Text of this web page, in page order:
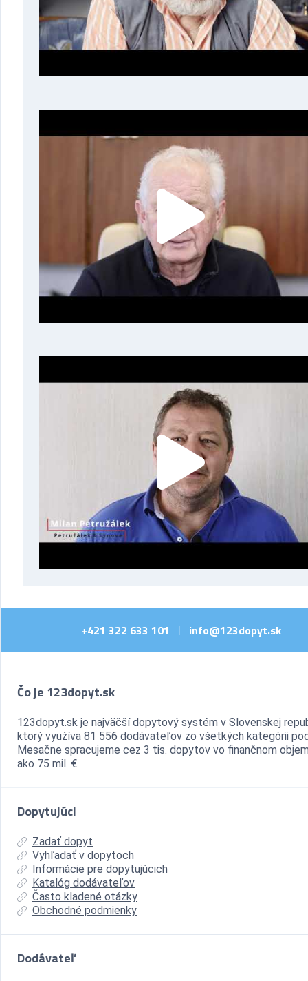
+421 322 633 101 info@123dopyt.sk
Čo je 123dopyt.sk
123dopyt.sk je najväčší dopytový systém v Slovenskej
ktorý využíva 81 556 dodávateľov zo všetkých kategórii
Mesačne spracujeme cez 3 tis. dopytov vo finančnom
ako 75 mil. €.
Dopytujúci
Zadať dopyt
Vyhľadať v dopytoch
Informácie pre dopytujúcich
Katalóg dodávateľov
Často kladené otázky
Obchodné podmienky
Dodávateľ